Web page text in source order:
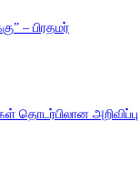
– பிரதமர்
அறிவிப்பு